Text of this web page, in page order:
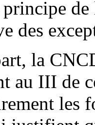
de
des
la
au III de
les